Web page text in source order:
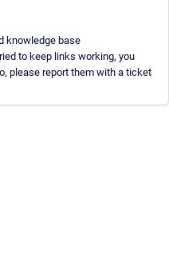
knowledge base
to keep links working, you
please report them with a ticket